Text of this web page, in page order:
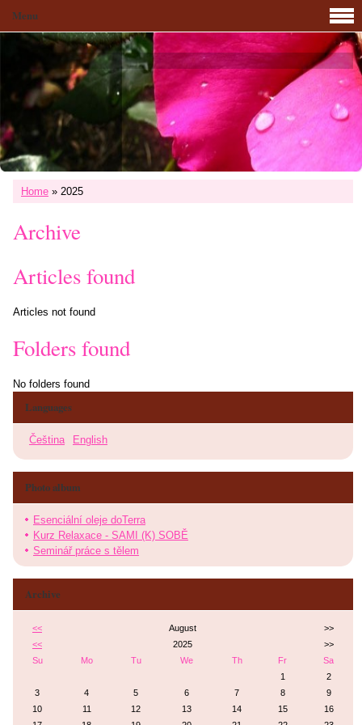
Home » 2025
Archive
Articles found
Articles not found
Folders found
No folders found
Languages
Čeština English
Menu
Photo album
Esenciální oleje doTerra
Kurz Relaxace - SAMI (K) SOBĚ
Seminář práce s tělem
Archive
<< August
>>
<<
2025
>>
Su
Mo Tu We Th Fr
Sa
1
2
3
4 5 6 7 8
9
10
11 12 13 14 15
16